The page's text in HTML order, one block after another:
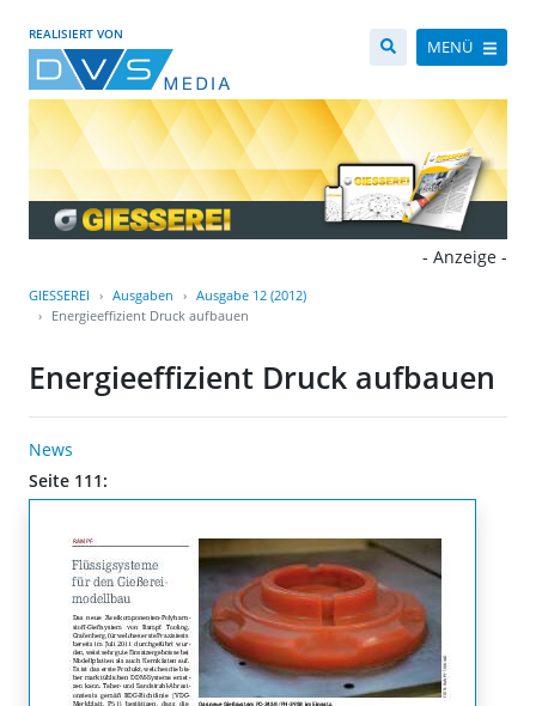
REALISIERT VON
MENÜ
- Anzeige -
GIESSEREI Ausgaben
Ausgabe 12 (2012)
Energieeffizient Druck aufbauen
Energieeffizient Druck aufbauen
News
Seite 111: